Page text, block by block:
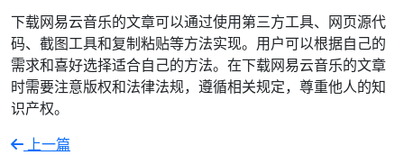
下载网易云音乐的文章可以通过使用第三方工具、网页源代
码、截图工具和复制粘贴等方法实现。用户可以根据自己的
需求和喜好选择适合自己的方法。在下载网易云音乐的文章
时需要注意版权和法律法规，遵循相关规定，尊重他人的知
识产权。
上一篇